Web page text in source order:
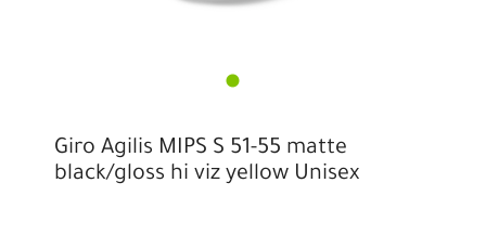
Giro Agilis MIPS S 51-55 matte
black/gloss hi viz yellow Unisex